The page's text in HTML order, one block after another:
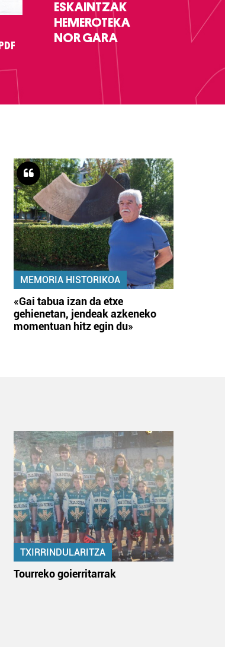
ESKAINTZAK
HEMEROTEKA
NOR GARA
MEMORIA HISTORIKOA
«Gai tabua izan da etxe
gehienetan, jendeak azkeneko
momentuan hitz egin du»
TXIRRINDULARITZA
Tourreko goierritarrak